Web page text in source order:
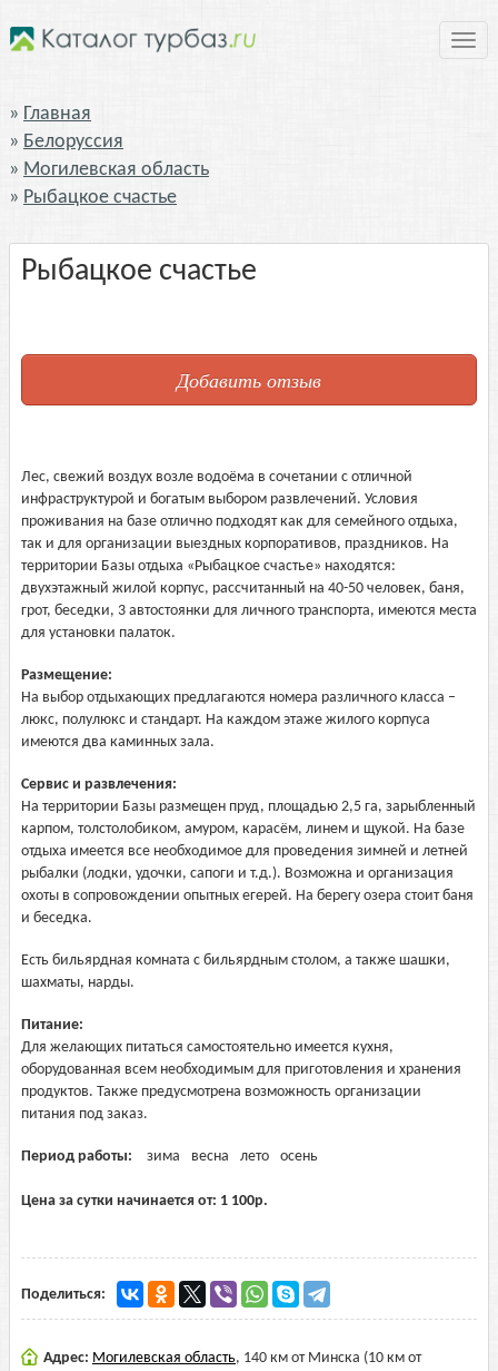
Главная
Белоруссия
Могилевская область
Рыбацкое счастье
Рыбацкое счастье
Добавить отзыв
Лес, свежий воздух возле водоёма в сочетании с отличной
инфраструктурой и богатым выбором развлечений. Условия
проживания на базе отлично подходят как для семейного отдыха,
так и для организации выездных корпоративов, праздников. На
территории Базы отдыха «Рыбацкое счастье» находятся:
двухэтажный жилой корпус, рассчитанный на 40-50 человек, баня,
грот, беседки, 3 автостоянки для личного транспорта, имеются места
для установки палаток.
Размещение:
На выбор отдыхающих предлагаются номера различного класса –
люкс, полулюкс и стандарт. На каждом этаже жилого корпуса
имеются два каминных зала.
Сервис и развлечения:
На территории Базы размещен пруд, площадью 2,5 га, зарыбленный
карпом, толстолобиком, амуром, карасём, линем и щукой. На базе
отдыха имеется все необходимое для проведения зимней и летней
рыбалки (лодки, удочки, сапоги и т.д.). Возможна и организация
охоты в сопровождении опытных егерей. На берегу озера стоит баня
и беседка.
Есть бильярдная комната с бильярдным столом, а также шашки,
шахматы, нарды.
Питание:
Для желающих питаться самостоятельно имеется кухня,
оборудованная всем необходимым для приготовления и хранения
продуктов. Также предусмотрена возможность организации
питания под заказ.
Период работы: зима весна лето осень
Цена за сутки начинается от: 1 100р.
Поделиться:
Адрес: Могилевская область, 140 км от Минска (10 км от